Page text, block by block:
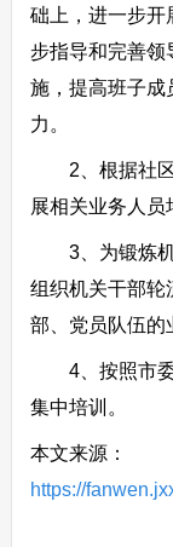
础上，进一步开
步指导和完善领
施，提高班子成
力。
2、根据社区
展相关业务人员
3、为锻炼机
组织机关干部轮
部、党员队伍的
4、按照市委
集中培训。
本文来源：
https://